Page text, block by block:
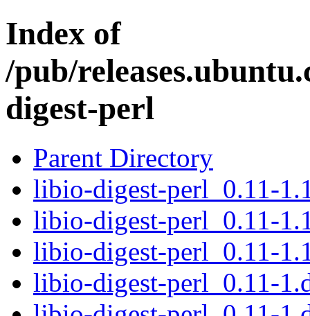
Index of
/pub/
digest-perl
Parent Directory
libio-digest-perl_0.11-
libio-digest-perl_0.11-
libio-digest-perl_0.11-
libio-digest-perl_0.11-